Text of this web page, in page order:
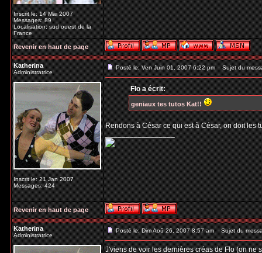
Inscrit le: 14 Mai 2007
Messages: 89
Localisation: sud ouest de la
France
Revenir en haut de page
Katherina
Administratrice
Inscrit le: 21 Jan 2007
Messages: 424
Posté le: Ven Juin 01, 2007 6:22 pm Sujet du
Flo a écrit:
geniaux tes tutos Kat!!
Rendons à César ce qui est à César, on doit les
_________________
Revenir en haut de page
Katherina
Administratrice
Posté le: Dim Aoû 26, 2007 8:57 am Sujet du
J'viens de voir les dernières créas de Flo (on ne